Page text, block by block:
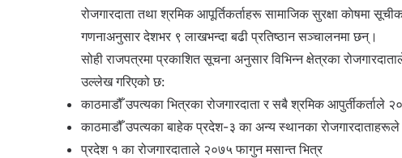
रोजगारदाता तथा श्रमिक आपूर्तिकर्ताहरू सामाजिक सुरक्षा काेषमा
गणनाअनुसार देशभर ९ लाखभन्दा बढी प्रतिष्ठान सञ्चालनमा छन्।
सोही राजपत्रमा प्रकाशित सूचना अनुसार विभिन्न क्षेत्रका
उल्लेख गरिएको छ:
काठमाडौँ उपत्यका भित्रका रोजगारदाता र सबै श्रमिक आपुर्तीकर्ताले
काठमाडौँ उपत्यका बाहेक प्रदेश-३ का अन्य स्थानका रोजगारदाताहरूले
प्रदेश १ का रोजगारदाताले २०७५ फागुन मसान्त भित्र